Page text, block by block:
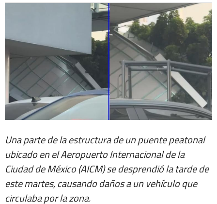
Una parte de la estructura de un puente peatonal
ubicado en el Aeropuerto Internacional de la
Ciudad de México (AICM) se desprendió la tarde de
este martes, causando daños a un vehículo que
circulaba por la zona.